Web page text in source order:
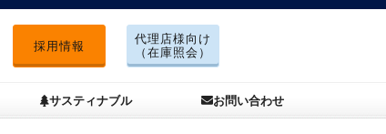
採用情報
代理店様向け
（在庫照会）
サスティナブル お問い合わせ